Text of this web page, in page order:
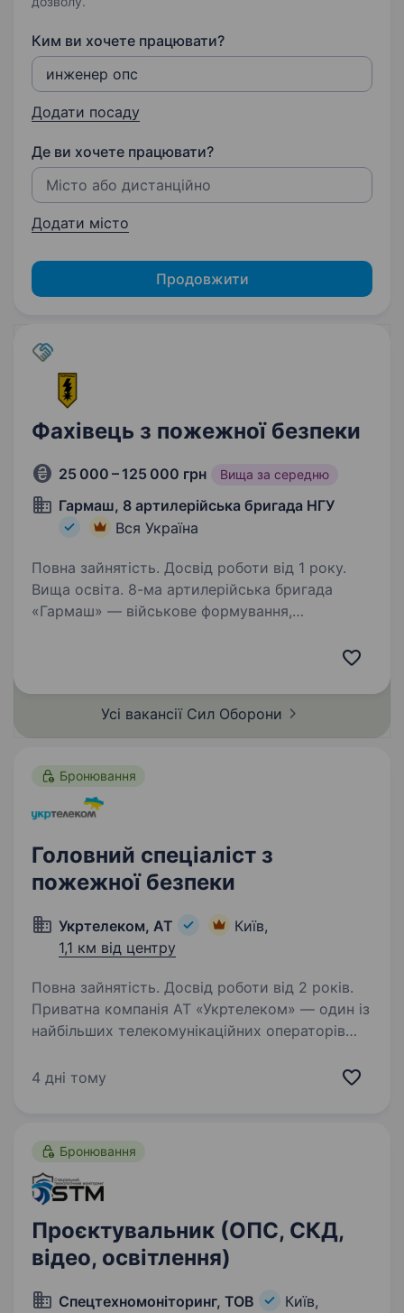
Ким ви хочете працювати?
Додати посаду
Де ви хочете працювати?
Додати місто
Продовжити
Фахівець з пожежної безпеки
25 000 – 125 000 грн Вища за середню
Гармаш, 8 артилерійська бригада НГУ
Вся Україна
Повна зайнятість. Досвід роботи від 1 року.
Вища освіта. 8-ма артилерійська бригада
«Гармаш» — військове формування,
досвідченими азовськими артилеристами,
наразі набирає…Усі вакансії Сил Оборони
Бронювання
Головний спеціаліст з
пожежної безпеки
Укртелеком, АТ
Київ,
1,1 км від центру
Повна зайнятість. Досвід роботи від 2 років.
Приватна компанія АТ «Укртелеком» — один із
найбільших телекомунікаційних операторів
надійним інтернетом та сучасними цифровими
4 дні тому
Бронювання
Проєктувальник (ОПС, СКД,
відео, освітлення)
Спецтехномоніторинг, ТОВ
Київ,